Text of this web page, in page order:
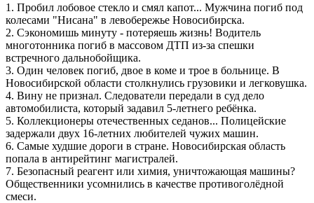
1. Пробил лобовое стекло и смял капот... Мужчина погиб под
колесами "Нисана" в левобережье Новосибирска.
2. Сэкономишь минуту - потеряешь жизнь! Водитель
многотонника погиб в массовом ДТП из-за спешки
встречного дальнобойщика.
3. Один человек погиб, двое в коме и трое в больнице. В
Новосибирской области столкнулись грузовики и легковушка.
4. Вину не признал. Следователи передали в суд дело
автомобилиста, который задавил 5-летнего ребёнка.
5. Коллекционеры отечественных седанов... Полицейские
задержали двух 16-летних любителей чужих машин.
6. Самые худшие дороги в стране. Новосибирская область
попала в антирейтинг магистралей.
7. Безопасный реагент или химия, уничтожающая машины?
Общественники усомнились в качестве противоголёдной
смеси.